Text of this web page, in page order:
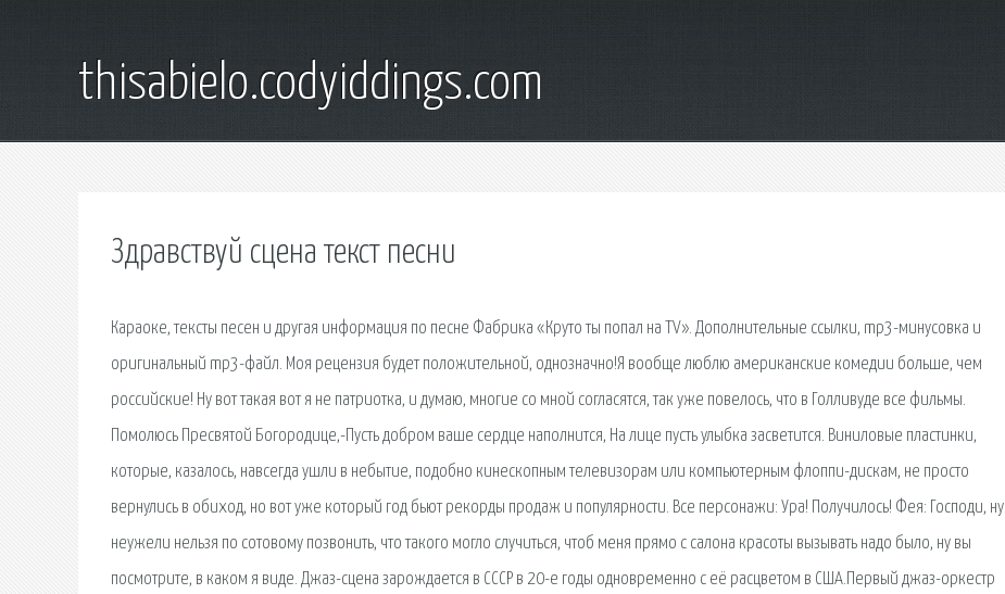
thisabielo.codyiddings.com
Здравствуй сцена текст песни
Караоке, тексты песен и другая информация по песне Фабрика «Круто ты попал на TV». Дополнительные ссылки, mp3-минусовка и
оригинальный mp3-файл. Моя рецензия будет положительной, однозначно!Я вообще люблю американские комедии больше, чем
российские! Ну вот такая вот я не патриотка, и думаю, многие со мной согласятся, так уже повелось, что в Голливуде все фильмы.
Помолюсь Пресвятой Богородице,-Пусть добром ваше сердце наполнится, На лице пусть улыбка засветится. Виниловые пластинки,
которые, казалось, навсегда ушли в небытие, подобно кинескопным телевизорам или компьютерным флоппи-дискам, не просто
вернулись в обиход, но вот уже который год бьют рекорды продаж и популярности. Все персонажи: Ура! Получилось! Фея: Господи, ну
неужели нельзя по сотовому позвонить, что такого могло случиться, чтоб меня прямо с салона красоты вызывать надо было, ну вы
посмотрите, в каком я виде. Джаз-сцена зарождается в СССР в 20-е годы одновременно с её расцветом в США.Первый джаз-оркестр